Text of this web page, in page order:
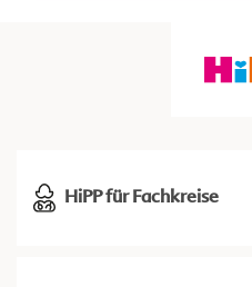
HiPP für Fachkreise